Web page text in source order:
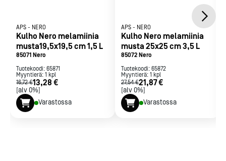
APS - NERO
Kulho Nero melamiinia
musta19,5x19,5 cm 1,5 L
85071 Nero
Tuotekoodi: 65871
Myyntierä: 1 kpl
16,72 €13,28 €
[alv 0%]
Varastossa
APS - NERO
Kulho Nero melamiinia
musta 25x25 cm 3,5 L
85072 Nero
Tuotekoodi: 65872
Myyntierä: 1 kpl
27,54 €21,87 €
[alv 0%]
Varastossa